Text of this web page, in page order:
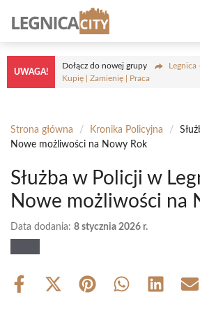
treści
UWAGA!
Dołącz do nowej grupy
Legnica
Kupię | Zamienię | Praca
Strona główna / Kronika Policyjna /
Nowe możliwości na Nowy Rok
Służba w Policji w
Nowe możliwości na
Data dodania: 8 stycznia 2026 r.
Share
Share Share Share Share